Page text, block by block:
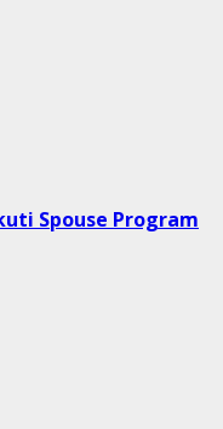
Spouse Program